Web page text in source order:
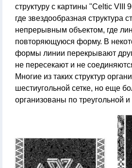
структуру с картины "Celtic VIII
где звездообразная структура
непрерывным объектом, где
повторяющуюся форму. В
формы линии перекрывают друг
не пересекают и не
Многие из таких структур
шестиугольной сетке, но еще
организованы по треугольной и